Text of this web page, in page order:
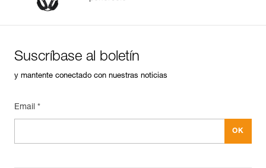
Suscríbase al boletín
y mantente conectado con nuestras noticias
Email *